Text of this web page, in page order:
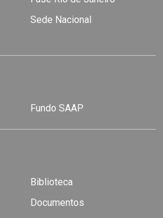
Sede Nacional
Fundo SAAP
Biblioteca
Documentos